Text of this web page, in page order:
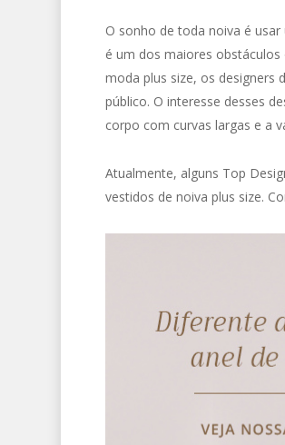
O sonho de toda noiva é
é um dos maiores
moda plus size, os designers
público. O interesse desses
corpo com curvas largas e a
Atualmente, alguns Top
vestidos de noiva plus size.